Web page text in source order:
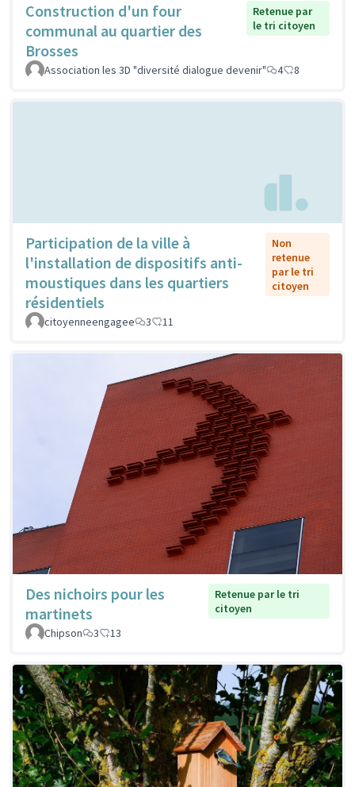
Construction d'un four
communal au quartier des
Brosses
Retenue par
le tri citoyen
Association les 3D "diversité dialogue devenir" 4 8
Participation de la ville à
l'installation de dispositifs anti-
moustiques dans les quartiers
résidentiels
Non
retenue
par le tri
citoyen
citoyenneengagee 3 11
Des nichoirs pour les
martinets
Retenue par le tri
citoyen
Chipson
3 13